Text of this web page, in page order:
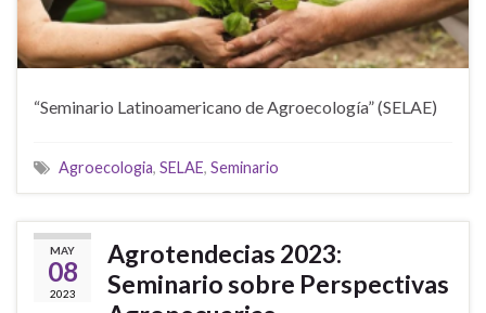
“Seminario Latinoamericano de Agroecología” (SELAE)
Agroecologia, SELAE, Seminario
MAY
08
2023
Agrotendecias 2023:
Seminario sobre Perspectivas